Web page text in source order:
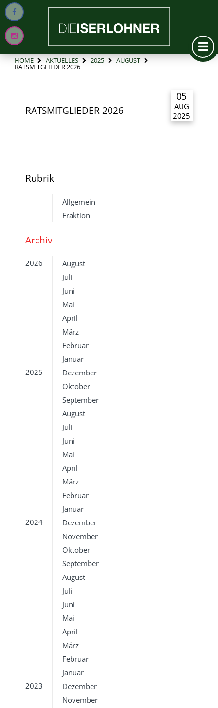
HOME AKTUELLES 2025 AUGUST
RATSMITGLIEDER 2026
05
AUG
2025
RATSMITGLIEDER 2026
Rubrik
Allgemein
Fraktion
Archiv
2026
August
Juli
Juni
Mai
April
März
Februar
Januar
2025
Dezember
Oktober
September
August
Juli
Juni
Mai
April
März
Februar
Januar
2024
Dezember
November
Oktober
September
August
Juli
Juni
Mai
April
März
Februar
Januar
2023
Dezember
November